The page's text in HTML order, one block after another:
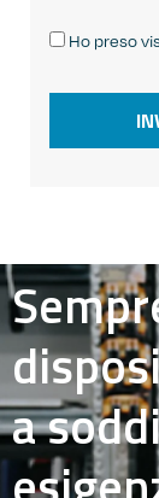
Ho preso
a